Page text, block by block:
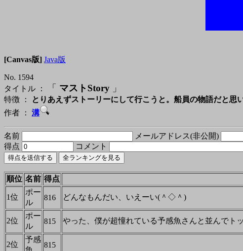
[Canvas版] Java版
No. 1594
タイトル ：
「 マストStory 」
特徴 ：
とりあえずストーリーにして行こうと。船員の物語だと思
作者 ： 溝
名前 メールアドレス(非公開)
得点
コメント
順位 名前 得点
1位
ポー
ル
816 どんなもんだい、いえーい(＾◇＾)
2位
ポー
ル
815 やった、僕が超憧れている予感魚さんと並んでト
2位
予感
815